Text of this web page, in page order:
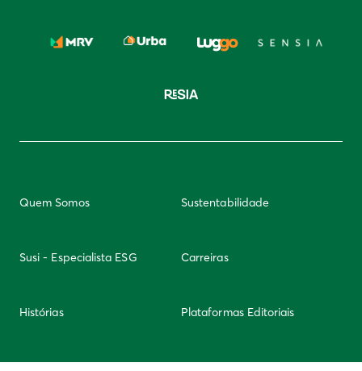
Quem Somos Sustentabilidade
Susi - Especialista ESG Carreiras
Histórias Plataformas Editoriais
Newsletter Integridade